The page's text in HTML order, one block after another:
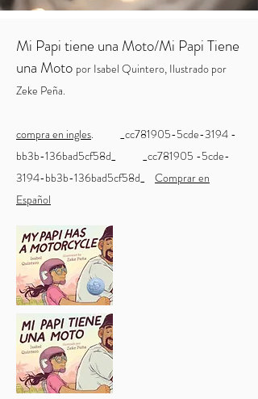
Mi Papi tiene una Moto/Mi Papi Tiene
una Moto por Isabel Quintero, Ilustrado por
Zeke Peña.
compra en ingles. _cc781905-5cde-3194 -
bb3b-136bad5cf58d_ _cc781905 -5cde-
3194-bb3b-136bad5cf58d_ Comprar en
Español